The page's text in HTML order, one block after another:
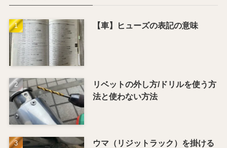
【車】ヒューズの表記の意味
リベットの外し方/ドリルを使う方
法と使わない方法
ウマ（リジットラック）を掛ける